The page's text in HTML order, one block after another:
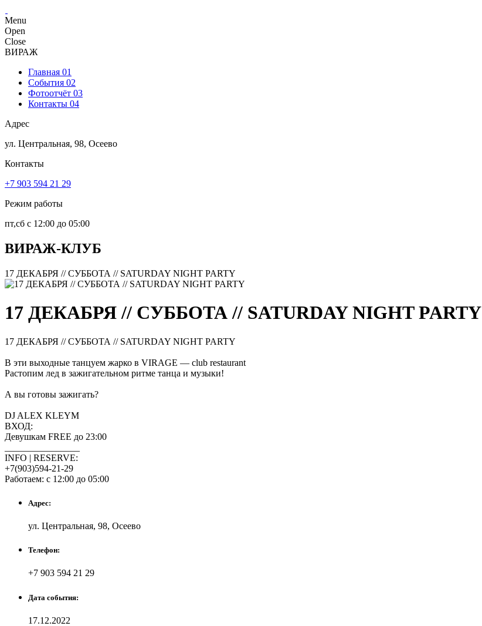
Menu
Open
Close
ВИРАЖ
Главная 01
События 02
Фотоотчёт 03
Контакты 04
Адрес
ул. Центральная, 98, Осеево
Контакты
+7 903 594 21 29
Режим работы
пт,сб с 12:00 до 05:00
ВИРАЖ-КЛУБ
17 ДЕКАБРЯ // СУББОТА // SATURDAY NIGHT PARTY
17 ДЕКАБРЯ // СУББОТА // SATURDAY NIGHT PARTY
17 ДЕКАБРЯ // СУББОТА // SATURDAY NIGHT PARTY
В эти выходные танцуем жарко в VIRAGE — club restaurant
Растопим лед в зажигательном ритме танца и музыки!
А вы готовы зажигать?
DJ ALEX KLEYM
ВХОД:
Девушкам FREE до 23:00
INFO | RESERVE:
+7(903)594-21-29
Работаем: с 12:00 до 05:00
Адрес:
ул. Центральная, 98, Осеево
Телефон:
+7 903 594 21 29
Дата события:
17.12.2022